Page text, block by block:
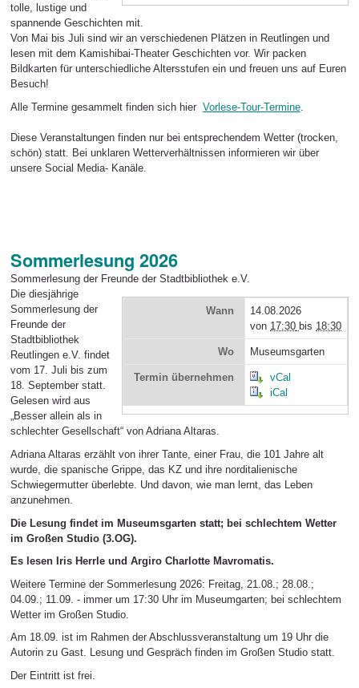
tolle, lustige und
spannende Geschichten mit.
Von Mai bis Juli sind wir an verschiedenen Plätzen in Reutlingen und
lesen mit dem Kamishibai-Theater Geschichten vor. Wir packen
Bildkarten für unterschiedliche Altersstufen ein und freuen uns auf Euren
Besuch!
Alle Termine gesammelt finden sich hier Vorlese-Tour-Termine.
Diese Veranstaltungen finden nur bei entsprechendem Wetter (trocken,
schön) statt. Bei unklaren Wetterverhältnissen informieren wir über
unsere Social Media- Kanäle.
Sommerlesung 2026
Sommerlesung der Freunde der Stadtbibliothek e.V.
Wann
14.08.2026
von 17:30 bis 18:30
Wo Museumsgarten
Termin übernehmen
vCal
iCal
Die diesjährige
Sommerlesung der
Freunde der
Stadtbibliothek
Reutlingen e.V. findet
vom 17. Juli bis zum
18. September statt.
Gelesen wird aus
„Besser allein als in
schlechter Gesellschaft“ von Adriana Altaras.
Adriana Altaras erzählt von ihrer Tante, einer Frau, die 101 Jahre alt
wurde, die spanische Grippe, das KZ und ihre norditalienische
Schwiegermutter überlebte. Und davon, wie man lernt, das Leben
anzunehmen.
Die Lesung findet im Museumsgarten statt; bei schlechtem Wetter
im Großen Studio (3.OG).
Es lesen Iris Herrle und Argiro Charlotte Mavromatis.
Weitere Termine der Sommerlesung 2026: Freitag, 21.08.; 28.08.;
04.09.; 11.09. - immer um 17:30 Uhr im Museumgarten; bei schlechtem
Wetter im Großen Studio.
Am 18.09. ist im Rahmen der Abschlussveranstaltung um 19 Uhr die
Autorin zu Gast. Lesung und Gespräch finden im Großen Studio statt.
Der Eintritt ist frei.